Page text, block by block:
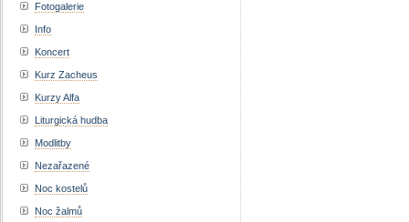
Fotogalerie
Info
Koncert
Kurz Zacheus
Kurzy Alfa
Liturgická hudba
Modlitby
Nezařazené
Noc kostelů
Noc žalmů